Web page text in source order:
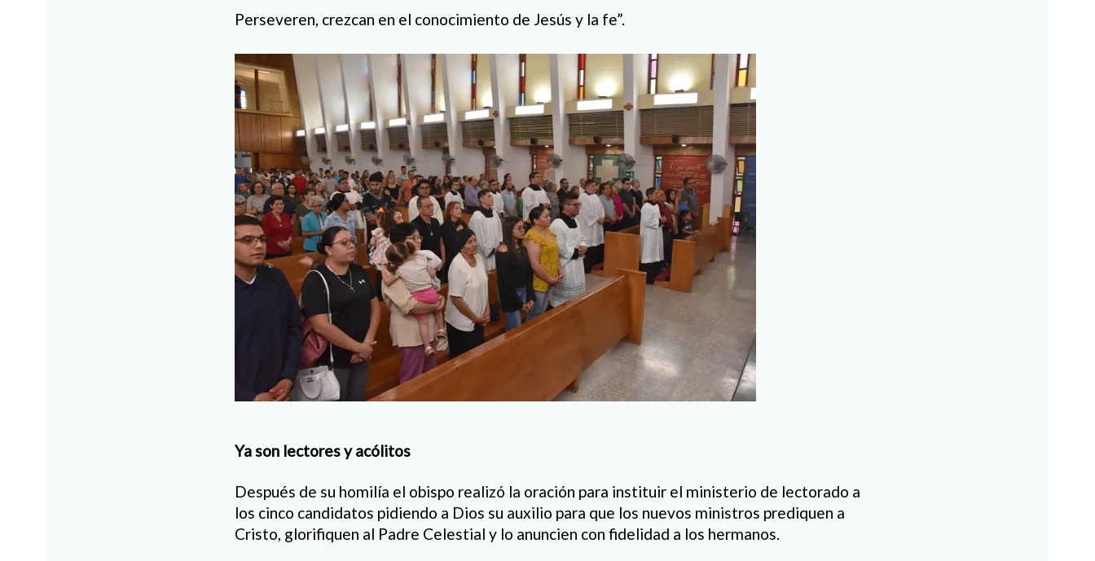
Perseveren, crezcan en el conocimiento de Jesús y la fe”.
Ya son lectores y acólitos
Después de su homilía el obispo realizó la oración para instituir el ministerio de lectorado a
los cinco candidatos pidiendo a Dios su auxilio para que los nuevos ministros prediquen a
Cristo, glorifiquen al Padre Celestial y lo anuncien con fidelidad a los hermanos.